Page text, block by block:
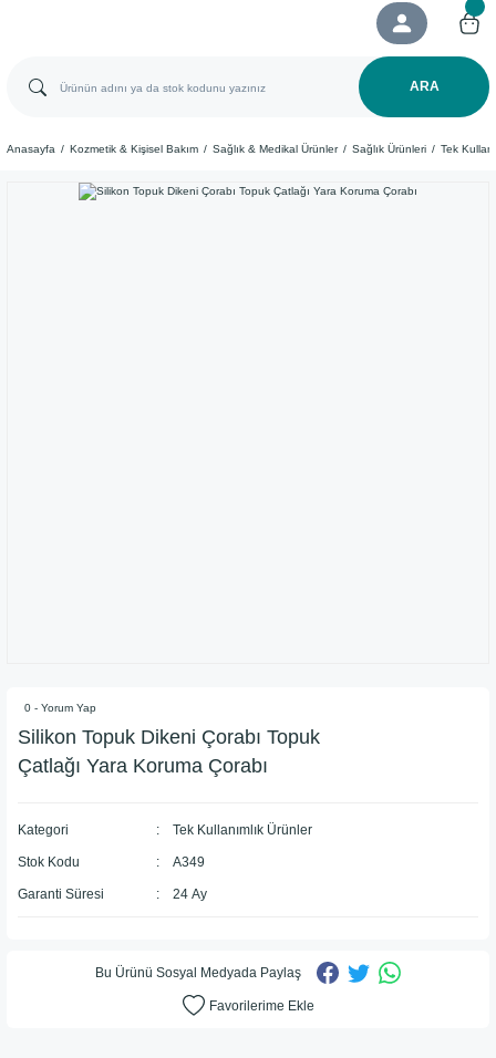
ARA
Anasayfa Kozmetik & Kişisel Bakım Sağlık & Medikal Ürünler Sağlık Ürünleri Tek
0 - Yorum Yap
Silikon Topuk Dikeni Çorabı Topuk
Çatlağı Yara Koruma Çorabı
Kategori Tek Kullanımlık Ürünler
Stok Kodu A349
Garanti Süresi 24 Ay
Bu Ürünü Sosyal Medyada Paylaş